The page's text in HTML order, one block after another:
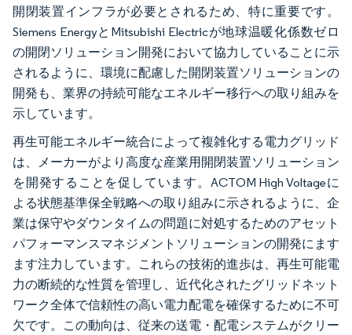
開閉装置インフラが必要とされるため、特に重要です。
Siemens EnergyとMitsubishi Electricが地球温暖化係数ゼロ
の開閉ソリューション開発において協力していることに示
されるように、環境に配慮した開閉装置ソリューションの
開発も、業界の持続可能なエネルギー移行への取り組みを
示しています。
再生可能エネルギー統合によって複雑化する電力グリッド
は、メーカーがより高度な産業用開閉装置ソリューション
を開発することを促しています。ACTOM High Voltageに
よる状態基準保全戦略への取り組みに示されるように、企
業は保守やダウンタイムの問題に対処するためのアセット
パフォーマンスマネジメントソリューションの開発にます
ます注力しています。これらの技術的進歩は、再生可能電
力の断続的な性質を管理し、近代化されたグリッドネット
ワーク全体で信頼性の高い電力配電を確保するために不可
欠です。この動向は、従来の送電・配電システムがクリー